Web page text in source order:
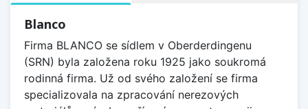
Blanco
Firma BLANCO se sídlem v Oberderdingenu
(SRN) byla založena roku 1925 jako soukromá
rodinná firma. Už od svého založení se firma
specializovala na zpracování nerezových